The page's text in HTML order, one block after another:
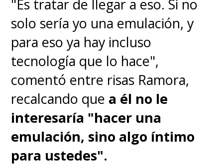
"Es tratar de llegar a eso. Si no
solo sería yo una emulación, y
para eso ya hay incluso
tecnología que lo hace",
comentó entre risas Ramora,
recalcando que a él no le
interesaría "hacer una
emulación, sino algo íntimo
para ustedes".